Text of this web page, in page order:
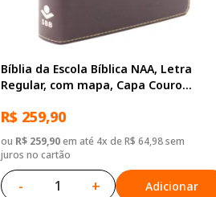
Bíblia da Escola Bíblica NAA, Letra
Regular, com mapa, Capa Couro
R$ 259,90
ou R$ 259,90em até 4x de R$ 64,98 sem
juros no cartão
- + Adicionar